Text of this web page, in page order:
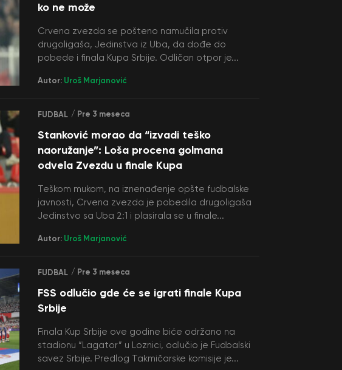
ko ne može
Crvena zvezda se pošteno namučila protiv
drugoligaša, Jedinstva iz Uba, da dođe do
pobede i finala Kupa Srbije. Odličan otpor je...
Autor: Uroš Marjanović
FUDBAL / Pre 3 meseca
Stanković morao da “izvadi teško
naoružanje”: Loša procena golmana
odvela Zvezdu u finale Kupa
Teškom mukom, na iznenađenje opšte fudbalske
javnosti, Crvena zvezda je pobedila drugoligaša
Jedinstvo sa Uba 2:1 i plasirala se u finale...
Autor: Uroš Marjanović
FUDBAL / Pre 3 meseca
FSS odlučio gde će se igrati finale Kupa
Srbije
Finala Kup Srbije ove godine biće održano na
stadionu “Lagator” u Loznici, odlučio je Fudbalski
savez Srbije. Predlog Takmičarske komisije je...